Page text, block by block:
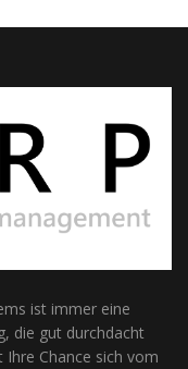
ist immer eine
die gut durchdacht
Chance sich vom